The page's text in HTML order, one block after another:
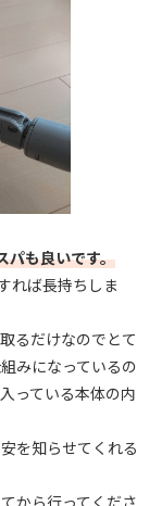
パも良いです。
れば長持ちしま
るだけなのでとて
みになっているの
っている本体の内
を知らせてくれる
から行ってくださ